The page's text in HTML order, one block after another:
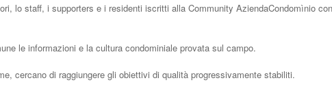
lo staff, i supporters e i residenti iscritti alla Community AziendaCondomìnio
le informazioni e la cultura condominiale provata sul campo.
cercano di raggiungere gli obiettivi di qualità progressivamente stabiliti.